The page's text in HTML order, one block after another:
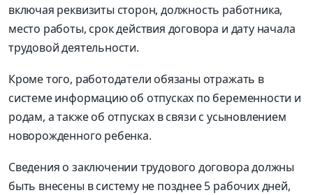
включая реквизиты сторон, должность работника,
место работы, срок действия договора и дату начала
трудовой деятельности.
Кроме того, работодатели обязаны отражать в
системе информацию об отпусках по беременности и
родам, а также об отпусках в связи с усыновлением
новорожденного ребенка.
Сведения о заключении трудового договора должны
быть внесены в систему не позднее 5 рабочих дней,